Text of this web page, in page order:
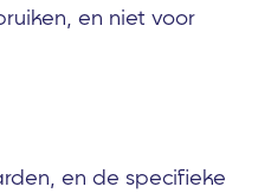
en niet voor
en de specifieke